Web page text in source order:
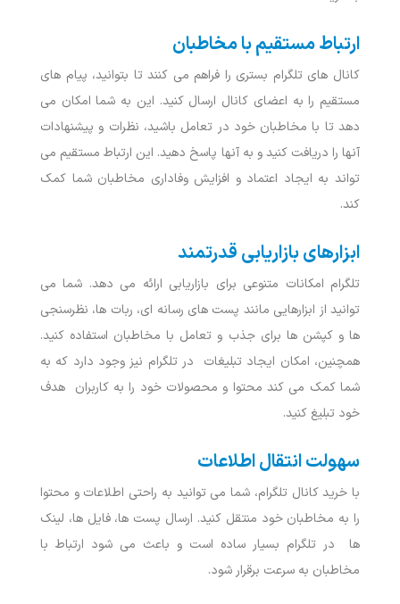
ارتباط مستقیم با مخاطبان
کانال ‌های تلگرام بستری را فراهم می کنند تا بتوانید، پیام‌ های
مستقیم را به اعضای کانال ارسال کنید. این به شما امکان می
‌دهد تا با مخاطبان خود در تعامل باشید، نظرات و پیشنهادات
آنها را دریافت کنید و به آنها پاسخ دهید. این ارتباط مستقیم می
‌تواند به ایجاد اعتماد و افزایش وفاداری مخاطبان شما کمک
کند.
ابزارهای بازاریابی قدرتمند
تلگرام امکانات متنوعی برای بازاریابی ارائه می ‌دهد. شما می‌
توانید از ابزارهایی مانند پست ‌های رسانه ‌ای، ربات ‌ها، نظرسنجی
‌ها و کپشن ‌ها برای جذب و تعامل با مخاطبان استفاده کنید.
همچنین، امکان ایجاد تبلیغات در تلگرام نیز وجود دارد که به
شما کمک می ‌کند محتوا و محصولات خود را به کاربران هدف
خود تبلیغ کنید.
سهولت انتقال اطلاعات
با خرید کانال تلگرام، شما می ‌توانید به راحتی اطلاعات و محتوا
را به مخاطبان خود منتقل کنید. ارسال پست‌ ها، فایل ‌ها، لینک
ها در تلگرام بسیار ساده است و باعث می ‌شود ارتباط با
مخاطبان به‌ سرعت برقرار شود.